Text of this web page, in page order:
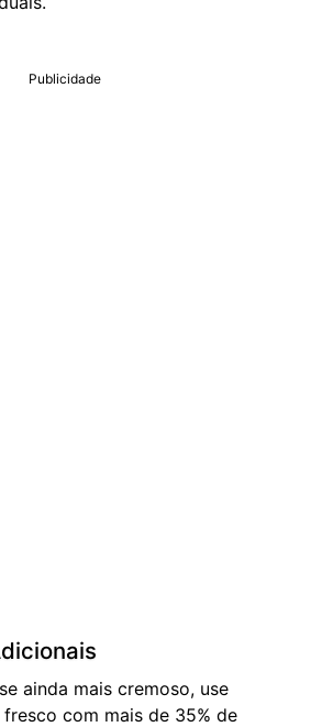
Publicidade
ainda mais cremoso, use
com mais de 35% de